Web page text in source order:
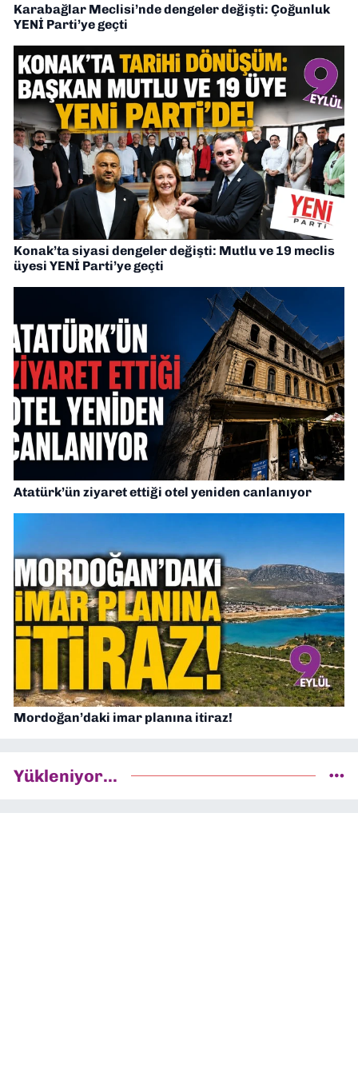
Karabağlar Meclisi’nde dengeler değişti: Çoğunluk
YENİ Parti’ye geçti
Konak’ta siyasi dengeler değişti: Mutlu ve 19 meclis
üyesi YENİ Parti’ye geçti
Atatürk’ün ziyaret ettiği otel yeniden canlanıyor
Mordoğan’daki imar planına itiraz!
Yükleniyor...